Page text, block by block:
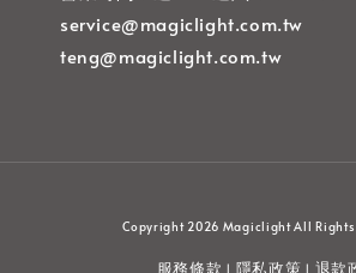
service@magiclight.com.tw
teng@magiclight.com.tw
Copyright 2026 Magiclight All Rights